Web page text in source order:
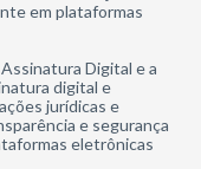
em plataformas
Digital e a
digital e
jurídicas e
e segurança
eletrônicas